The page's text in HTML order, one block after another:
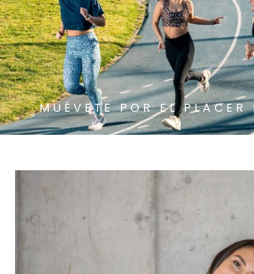
MUÉVETE POR EL PLACER